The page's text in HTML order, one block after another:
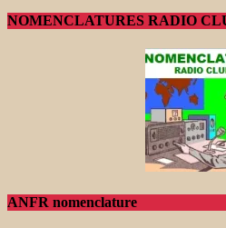
NOMENCLATURES RADIO
ANFR nomenclature